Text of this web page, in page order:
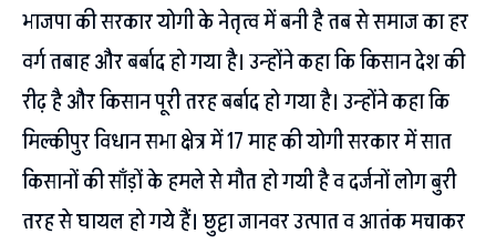
भाजपा की सरकार योगी के नेतृत्व में बनी है तब से समाज का हर
वर्ग तबाह और बर्बाद हो गया है। उन्होंने कहा कि किसान देश की
रीढ़ है और किसान पूरी तरह बर्बाद हो गया है। उन्होंने कहा कि
मिल्कीपुर विधान सभा क्षेत्र में 17 माह की योगी सरकार में सात
किसानों की साँड़ों के हमले से मौत हो गयी है व दर्जनों लोग बुरी
तरह से घायल हो गये हैं। छुट्टा जानवर उत्पात व आतंक मचाकर